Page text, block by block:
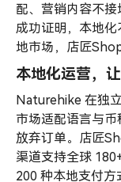
配、营销内容不
成功证明，本地
地市场，店匠
本地化运营，
Naturehike 在独
市场适配语言与
放弃订单。店匠
渠道支持全球
200 种本地支付方